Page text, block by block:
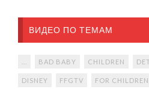
ВИДЕО ПО ТЕМАМ
BAD BABY CHILDREN
DISNEY FFGTV FOR CHILDREN